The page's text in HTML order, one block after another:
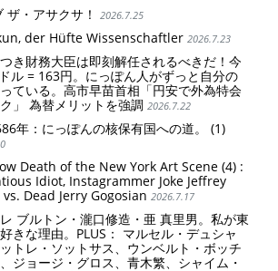
ザ・アサクサ！ 2026.7.25
der Hüfte Wissenschaftler 2026.7.23
き財務大臣は即刻解任されるべきだ！今
ル = 163円。にっぽん人がずっと自分の
ている。高市早苗首相「円安で外為特会
」 為替メリットを強調 2026.7.22
年：にっぽんの核保有国への道。 (1)
Death of the New York Art Scene (4) :
Idiot, Instagrammer Joke Jeffrey
Dead Jerry Gogosian 2026.7.17
ブルトン・瀧口修造・亜 真里男。私が東
きな理由。PLUS： マルセル・デュシャ
トレ・ソットサス、ウンベルト・ボッチ
ジョージ・グロス、青木繁、シャイム・